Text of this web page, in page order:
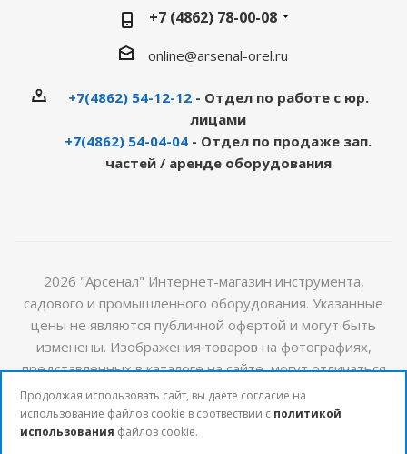
+7 (4862) 78-00-08
online@arsenal-orel.ru
+7(4862) 54-12-12- Отдел по работе с юр.
лицами
+7(4862) 54-04-04 - Отдел по продаже зап.
частей / аренде оборудования
2026 "Арсенал" Интернет-магазин инструмента,
садового и промышленного оборудования. Указанные
цены не являются публичной офертой и могут быть
изменены. Изображения товаров на фотографиях,
представленных в каталоге на сайте, могут отличаться
от оригиналов. Актуальную информацию о стоимости и
наличии товаров можно получить у наших менеджеров
Продолжая использовать сайт, вы даете согласие на
использование файлов cookie в соотвествии с политикой
использования файлов cookie.